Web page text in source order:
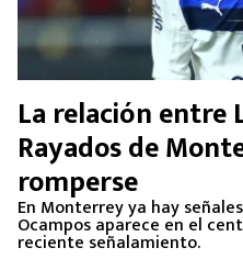
La relación entre
Rayados de
romperse
En Monterrey ya hay
Ocampos aparece en el
reciente señalamiento.